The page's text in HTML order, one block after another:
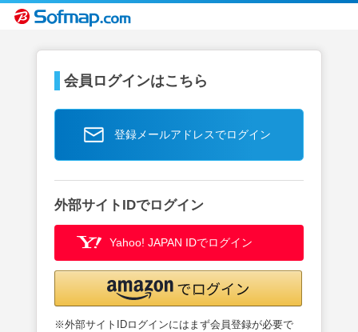
会員ログインはこちら
登録メールアドレスでログイン
外部サイトIDでログイン
Yahoo! JAPAN IDでログイン
※外部サイトIDログインにはまず会員登録が必要で